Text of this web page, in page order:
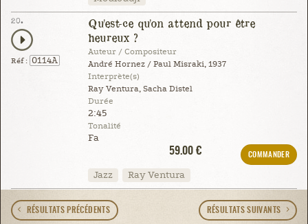
20.
Réf : 0114A
Qu'est-ce qu'on attend pour être
heureux ?
Auteur / Compositeur
André Hornez / Paul Misraki, 1937
Interprète(s)
Ray Ventura, Sacha Distel
Durée
2:45
Tonalité
Fa
59.00 €
COMMANDER
Jazz Ray Ventura
RÉSULTATS PRÉCÉDENTS RÉSULTATS SUIVANTS